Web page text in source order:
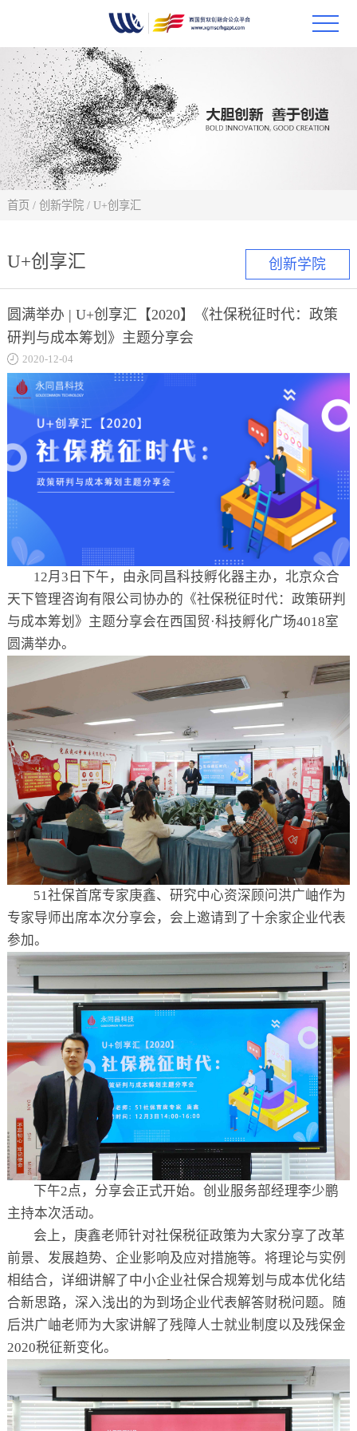
政策
合作
创新
创新学院
首页 / 创新学院 / U+创享汇
U+创享汇
圆满举办 | U+创享汇【2020】《社保税征时代：政策
研判与成本筹划》主题分享会
2020-12-04
12月3日下午，由永同昌科技孵化器主办，北京众合
天下管理咨询有限公司协办的《社保税征时代：政策研判
与成本筹划》主题分享会在西国贸·科技孵化广场4018室
圆满举办。
51社保首席专家庚鑫、研究中心资深顾问洪广岫作为
专家导师出席本次分享会，会上邀请到了十余家企业代表
参加。
下午2点，分享会正式开始。创业服务部经理李少鹏
主持本次活动。
会上，庚鑫老师针对社保税征政策为大家分享了改革
前景、发展趋势、企业影响及应对措施等。将理论与实例
相结合，详细讲解了中小企业社保合规筹划与成本优化结
合新思路，深入浅出的为到场企业代表解答财税问题。随
后洪广岫老师为大家讲解了残障人士就业制度以及残保金
2020税征新变化。